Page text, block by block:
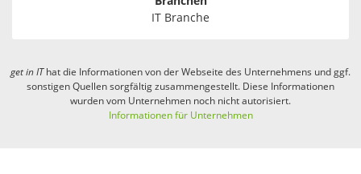
IT Branche
get in IThat die Informationen von der Webseite des Unternehmens und ggf.
sonstigen Quellen sorgfältig zusammengestellt. Diese Informationen
wurden vom Unternehmen noch nicht autorisiert.
Informationen für Unternehmen